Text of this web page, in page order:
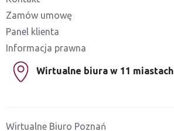
Zamów umowę
Panel klienta
Informacja prawna
Wirtualne biura w 11 miastach
Wirtualne Biuro Poznań